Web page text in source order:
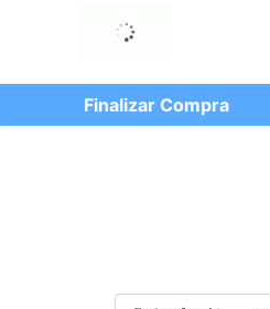
Finalizar Compra